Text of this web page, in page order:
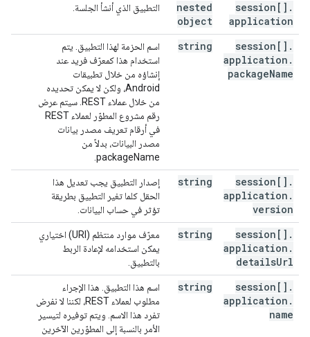
session[] .
application
nested
object
التطبيق الذي أنشأ الجلسة.
session[] .
application .
packageName
string
اسم الحزمة لهذا التطبيق. يتم
استخدام هذا كمعرّف فريد عند
إنشاؤه من خلال تطبيقات
Android، ولكن لا يمكن تحديده
من خلال عملاء REST. سيتم عرض
رقم مشروع المطوّر لعملاء REST
في أرقام تعريف مصدر بيانات
مصدر البيانات، بدلاً من
packageName.
session[] .
application .
version
string
إصدار التطبيق يجب تعديل هذا
الحقل كلما تغير التطبيق بطريقة
تؤثر في حساب البيانات.
session[] .
application .
detailsUrl
string
معرّف موارد منتظم (URI) اختياري
يمكن استخدامه لإعادة الربط
بالتطبيق.
session[] .
application .
name
string
اسم هذا التطبيق. هذا الإجراء
مطلوب لعملاء REST، لكننا لا نفرض
تفرد هذا الاسم. ويتم توفيره لتيسير
الأمر بالنسبة إلى المطوّرين الآخرين